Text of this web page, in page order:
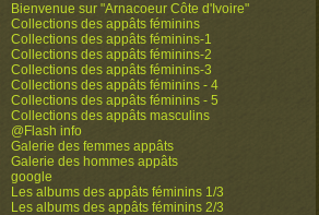
Bienvenue sur "Arnacoeur Côte d'Ivoire"
Collections des appâts féminins
Collections des appâts féminins-1
Collections des appâts féminins-2
Collections des appâts féminins-3
Collections des appâts féminins - 4
Collections des appâts féminins - 5
Collections des appâts masculins
@Flash info
Galerie des femmes appâts
Galerie des hommes appâts
google
Les albums des appâts féminins 1/3
Les albums des appâts féminins 2/3